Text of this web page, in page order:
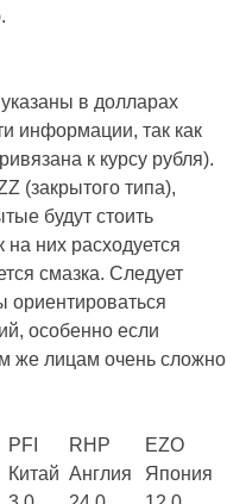
в долларах
информации, так как
к курсу рубля).
(закрытого типа),
будут стоить
них расходуется
смазка. Следует
ориентироваться
особенно если
же лицам очень сложно
PFI RHP
EZO
Китай Англия
Япония